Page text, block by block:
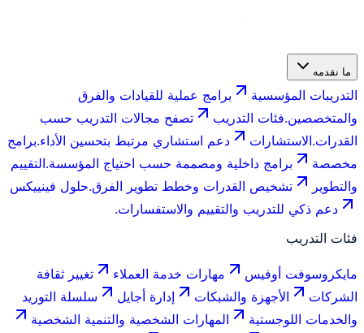
ما نقدمه
التدريبات المؤسسية
برامج عملية للقيادات والفرق
والمتخصصين.فئات التدريب
تصفح مجالات التدريب حسب
القدرات.الاستشارات دعم استشاري مرتبط بتحسين الأداء.برامج
مخصصة
برامج داخلية ومصممة حسب احتياج المؤسسة.التقييم
والتطوير
تشخيص القدرات وخطط تطوير الفرق.حلول فينييكس
دعم ذكي للتدريب والتقييم والاستفسارات.
فئات التدريب
مايكروسوفت أوفيس مهارات خدمة العملاء
تغيير ثقافة
الشركات
الأجهزة والشبكات إدارة أجايل
سلسلة التوريد
والخدمات اللوجستية
المهارات الشخصية والتنمية الشخصية